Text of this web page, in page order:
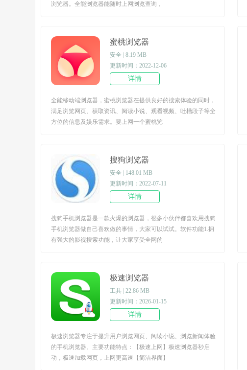
浏览器。全能浏览器能随时上网浏览查询，
蜜桃浏览器
安全 | 8.19 MB
更新时间：2022-12-06
详情
全能移动端浏览器，蜜桃浏览器在提供良好的搜索体验的同时，
满足浏览网页、获取资讯、阅读小说、观看视频、吐槽段子等全
方位的信息及娱乐需求。要上网一个蜜桃览
搜狗浏览器
安全 | 148.01 MB
更新时间：2022-07-11
详情
搜狗手机浏览器是一款火爆的浏览器，很多小伙伴都喜欢用搜狗
手机浏览器做自己喜欢做的事情，大家可以试试。软件功能1.拥
有强大的影视搜索功能，让大家享受全网的
极速浏览器
工具 | 22.86 MB
更新时间：2026-01-15
详情
极速浏览器专注于提升用户浏览网页、阅读小说、浏览新闻体验
的手机浏览器。主要功能特点：【极速上网】极速浏览器秒启
动，极速加载网页，上网更高速【简洁界面】